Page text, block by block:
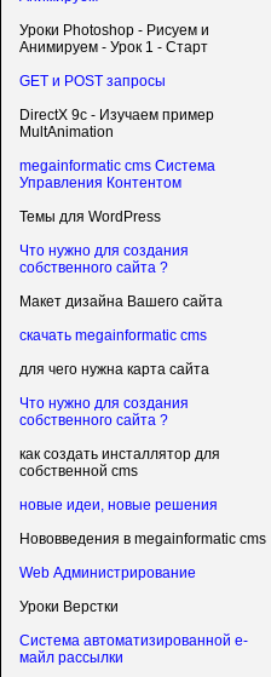
Уроки Photoshop - Рисуем и
Анимируем - Урок 1 - Старт
GET и POST запросы
DirectX 9c - Изучаем пример
MultAnimation
megainformatic cms Система
Управления Контентом
Темы для WordPress
Что нужно для создания
собственного сайта ?
Макет дизайна Вашего сайта
скачать megainformatic cms
для чего нужна карта сайта
Что нужно для создания
собственного сайта ?
как создать инсталлятор для
собственной cms
новые идеи, новые решения
Нововведения в megainformatic cms
Web Администрирование
Уроки Верстки
Система автоматизированной е-
майл рассылки